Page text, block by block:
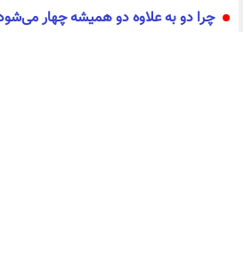
چرا دو به علاوه دو همیشه چهار